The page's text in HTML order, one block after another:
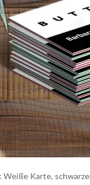
: Weiße Karte,